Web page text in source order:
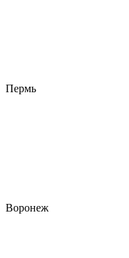
Пермь
Воронеж